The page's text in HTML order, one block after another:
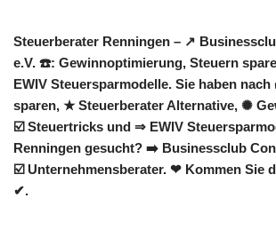
Steuerberater Renningen – ↗️
e.V. ☎️: Gewinnoptimierung, Steuern
EWIV Steuersparmodelle. Sie haben
sparen, ★ Steuerberater Alternative, ✺
☑️ Steuertricks und ⇒ EWIV
Renningen gesucht? ➡️ Businessclub
☑️ Unternehmensberater. ❤ Kommen Sie
✔.